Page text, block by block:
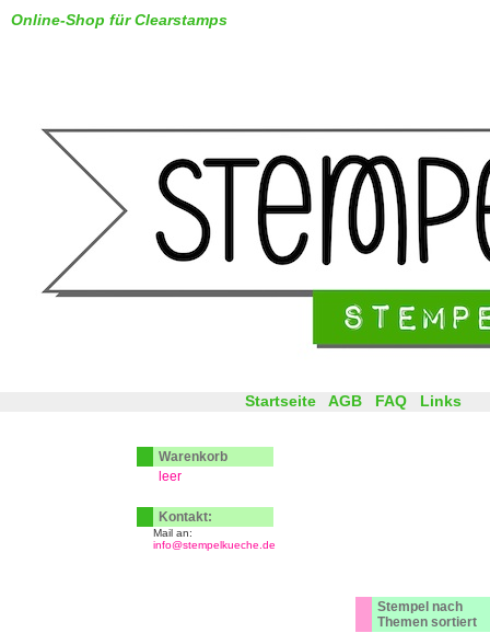
Online-Shop für Clearstamps
Stempel nach
Themen sortiert
Startseite AGB FAQ Links
Warenkorb
leer
Kontakt:
Mail an:
info@stempelkueche.de